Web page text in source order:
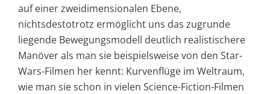
auf einer zweidimensionalen Ebene,
nichtsdestotrotz ermöglicht uns das zugrunde
liegende Bewegungsmodell deutlich realistischere
Manöver als man sie beispielsweise von den Star-
Wars-Filmen her kennt: Kurvenflüge im Weltraum,
wie man sie schon in vielen Science-Fiction-Filmen